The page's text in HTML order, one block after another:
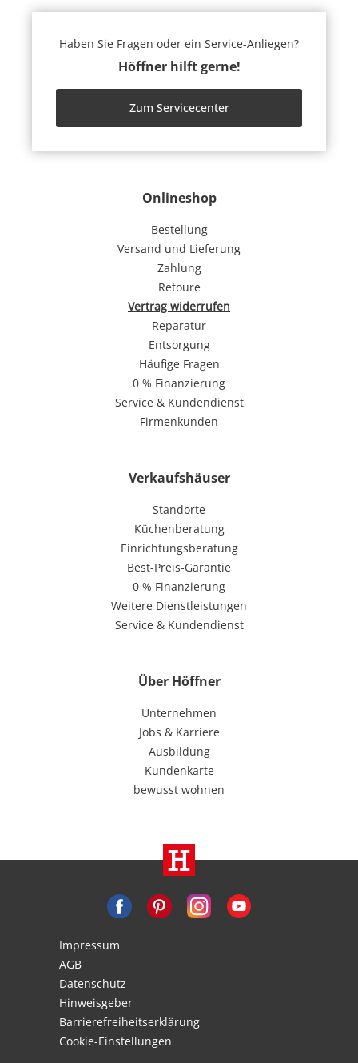
Onlineshop
Bestellung
Versand und Lieferung
Zahlung
Retoure
Vertrag widerrufen
Reparatur
Entsorgung
Häufige Fragen
0 % Finanzierung
Service & Kundendienst
Firmenkunden
Verkaufshäuser
Standorte
Küchenberatung
Einrichtungsberatung
Best-Preis-Garantie
0 % Finanzierung
Weitere Dienstleistungen
Service & Kundendienst
Über Höffner
Unternehmen
Jobs & Karriere
Ausbildung
Kundenkarte
bewusst wohnen
Haben Sie Fragen oder ein Service-Anliegen?
Höffner hilft gerne!
Zum Servicecenter
Impressum
AGB
Datenschutz
Hinweisgeber
Barrierefreiheitserklärung
Cookie-Einstellungen